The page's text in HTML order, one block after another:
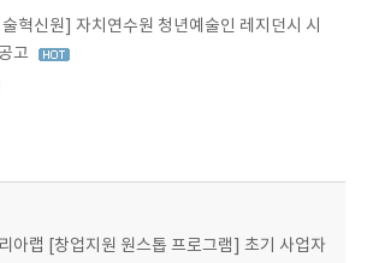
혁신원] 자치연수원 청년예술인 레지던시 시
고
아랩 [창업지원 원스톱 프로그램] 초기 사업자